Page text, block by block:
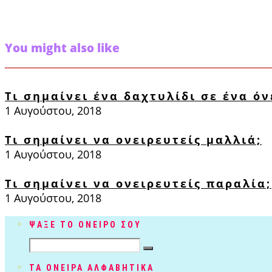
You might also like
Τι σημαίνει ένα δαχτυλίδι σε ένα
1 Αυγούστου, 2018
Τι σημαίνει να ονειρευτείς μαλλιά;
1 Αυγούστου, 2018
Τι σημαίνει να ονειρευτείς παραλία;
1 Αυγούστου, 2018
ΨΑΞΕ ΤΟ ΟΝΕΙΡΟ ΣΟΥ
ΤΑ ΟΝΕΙΡΑ ΑΛΦΑΒΗΤΙΚΑ